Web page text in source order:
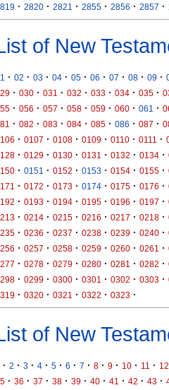
· 2820 · 2821 · 2855 · 2856 · 2857 ·
of New
· 02 · 03 · 04 · 05 · 06 · 07 · 08 · 09 ·
· 030 · 031 · 032 · 033 · 034 · 035 ·
· 056 · 057 · 058 · 059 · 060 · 061 ·
· 082 · 083 · 084 · 085 · 086 · 087 ·
· 0107 · 0108 · 0109 · 0110 · 0111 ·
· 0129 · 0130 · 0131 · 0132 · 0134 ·
· 0151 · 0152 · 0153 · 0154 · 0155 ·
· 0172 · 0173 · 0174 · 0175 · 0176 ·
· 0193 · 0194 · 0195 · 0196 · 0197 ·
· 0214 · 0215 · 0216 · 0217 · 0218 ·
· 0236 · 0237 · 0238 · 0239 · 0240 ·
· 0257 · 0258 · 0259 · 0260 · 0261 ·
· 0278 · 0279 · 0280 · 0281 · 0282 ·
· 0299 · 0300 · 0301 · 0302 · 0303 ·
· 0320 · 0321 · 0322 · 0323 ·
of New
· 2 · 3 · 4 · 5 · 6 · 7 · 8 · 9 · 10 · 11 · 12
· 36 · 37 · 38 · 39 · 40 · 41 · 42 · 43 ·